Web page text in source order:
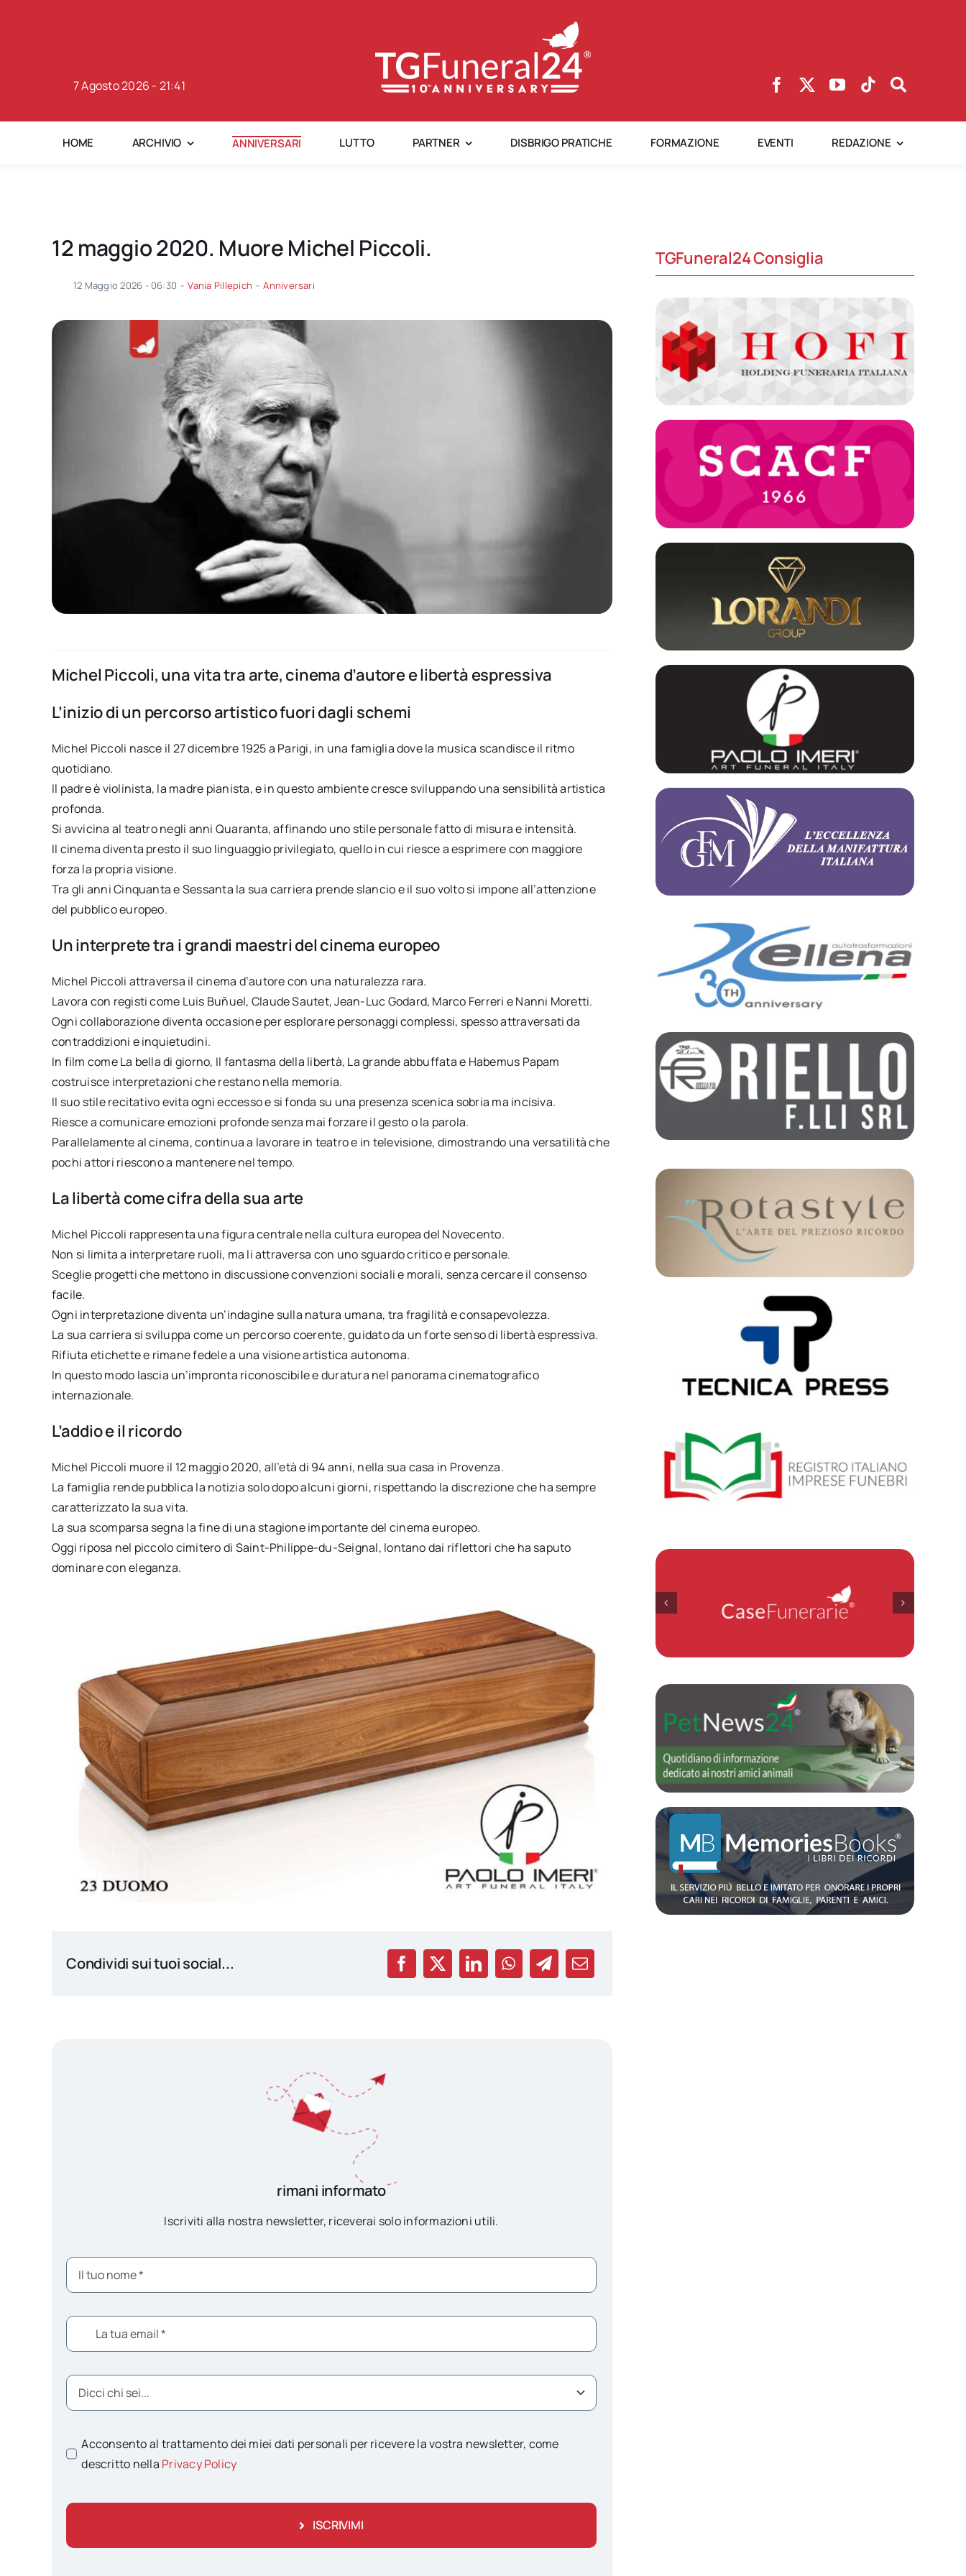
7 Agosto 2026 - 21:41
HOME ARCHIVIO ANNIVERSARI LUTTO PARTNER DISBRIGO PRATICHE FORMAZIONE EVENTI REDAZIONE
12 maggio 2020. Muore Michel Piccoli.
12 Maggio 2026 - 06:30 - Vania Pillepich - Anniversari
Michel Piccoli, una vita tra arte, cinema d’autore e libertà espressiva
L’inizio di un percorso artistico fuori dagli schemi
Michel Piccoli nasce il 27 dicembre 1925 a Parigi, in una famiglia dove la musica scandisce il ritmo
quotidiano.
Il padre è violinista, la madre pianista, e in questo ambiente cresce sviluppando una sensibilità artistica
profonda.
Si avvicina al teatro negli anni Quaranta, affinando uno stile personale fatto di misura e intensità.
Il cinema diventa presto il suo linguaggio privilegiato, quello in cui riesce a esprimere con maggiore
forza la propria visione.
Tra gli anni Cinquanta e Sessanta la sua carriera prende slancio e il suo volto si impone all’attenzione
del pubblico europeo.
Un interprete tra i grandi maestri del cinema europeo
Michel Piccoli attraversa il cinema d’autore con una naturalezza rara.
Lavora con registi come Luis Buñuel, Claude Sautet, Jean-Luc Godard, Marco Ferreri e Nanni Moretti.
Ogni collaborazione diventa occasione per esplorare personaggi complessi, spesso attraversati da
contraddizioni e inquietudini.
In film come La bella di giorno, Il fantasma della libertà, La grande abbuffata e Habemus Papam
costruisce interpretazioni che restano nella memoria.
Il suo stile recitativo evita ogni eccesso e si fonda su una presenza scenica sobria ma incisiva.
Riesce a comunicare emozioni profonde senza mai forzare il gesto o la parola.
Parallelamente al cinema, continua a lavorare in teatro e in televisione, dimostrando una versatilità che
pochi attori riescono a mantenere nel tempo.
La libertà come cifra della sua arte
Michel Piccoli rappresenta una figura centrale nella cultura europea del Novecento.
Non si limita a interpretare ruoli, ma li attraversa con uno sguardo critico e personale.
Sceglie progetti che mettono in discussione convenzioni sociali e morali, senza cercare il consenso
facile.
Ogni interpretazione diventa un’indagine sulla natura umana, tra fragilità e consapevolezza.
La sua carriera si sviluppa come un percorso coerente, guidato da un forte senso di libertà espressiva.
Rifiuta etichette e rimane fedele a una visione artistica autonoma.
In questo modo lascia un’impronta riconoscibile e duratura nel panorama cinematografico
internazionale.
L’addio e il ricordo
Michel Piccoli muore il 12 maggio 2020, all’età di 94 anni, nella sua casa in Provenza.
La famiglia rende pubblica la notizia solo dopo alcuni giorni, rispettando la discrezione che ha sempre
caratterizzato la sua vita.
La sua scomparsa segna la fine di una stagione importante del cinema europeo.
Oggi riposa nel piccolo cimitero di Saint-Philippe-du-Seignal, lontano dai riflettori che ha saputo
dominare con eleganza.
Condividi sui tuoi social...
rimani informato
Iscriviti alla nostra newsletter, riceverai solo informazioni utili.
Acconsento al trattamento dei miei dati personali per ricevere la vostra newsletter, come
descritto nella Privacy Policy
ISCRIVIMI
TGFuneral24 Consiglia